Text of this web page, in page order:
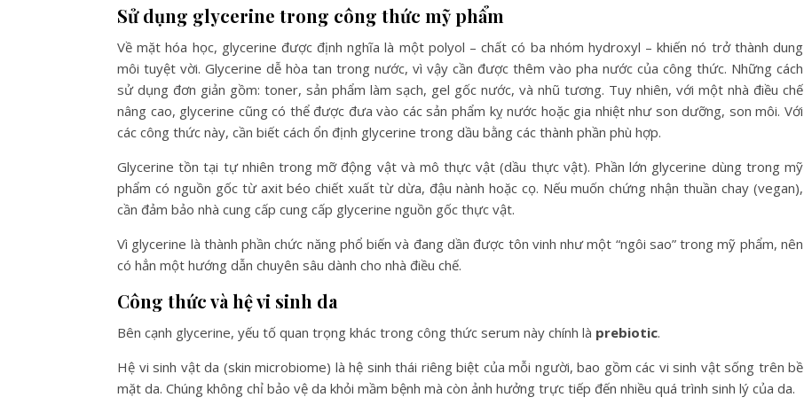
Sử dụng glycerine trong công thức mỹ phẩm
Về mặt hóa học, glycerine được định nghĩa là một polyol – chất có ba nhóm hydroxyl – khiến nó trở thành dung
môi tuyệt vời. Glycerine dễ hòa tan trong nước, vì vậy cần được thêm vào pha nước của công thức. Những cách
sử dụng đơn giản gồm: toner, sản phẩm làm sạch, gel gốc nước, và nhũ tương. Tuy nhiên, với một nhà điều chế
nâng cao, glycerine cũng có thể được đưa vào các sản phẩm kỵ nước hoặc gia nhiệt như son dưỡng, son môi. Với
các công thức này, cần biết cách ổn định glycerine trong dầu bằng các thành phần phù hợp.
Glycerine tồn tại tự nhiên trong mỡ động vật và mô thực vật (dầu thực vật). Phần lớn glycerine dùng trong mỹ
phẩm có nguồn gốc từ axit béo chiết xuất từ dừa, đậu nành hoặc cọ. Nếu muốn chứng nhận thuần chay (vegan),
cần đảm bảo nhà cung cấp cung cấp glycerine nguồn gốc thực vật.
Vì glycerine là thành phần chức năng phổ biến và đang dần được tôn vinh như một “ngôi sao” trong mỹ phẩm, nên
có hẳn một hướng dẫn chuyên sâu dành cho nhà điều chế.
Công thức và hệ vi sinh da
Bên cạnh glycerine, yếu tố quan trọng khác trong công thức serum này chính là prebiotic.
Hệ vi sinh vật da (skin microbiome) là hệ sinh thái riêng biệt của mỗi người, bao gồm các vi sinh vật sống trên bề
mặt da. Chúng không chỉ bảo vệ da khỏi mầm bệnh mà còn ảnh hưởng trực tiếp đến nhiều quá trình sinh lý của da.